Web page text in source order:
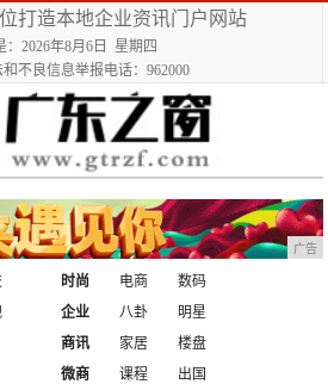
打造本地企业资讯门户网站
：2026年8月6日 星期四
不良信息举报电话：962000
广告
时尚 电商
数码
企业
八卦
明星
商讯 家居
楼盘
微商
课程
出国